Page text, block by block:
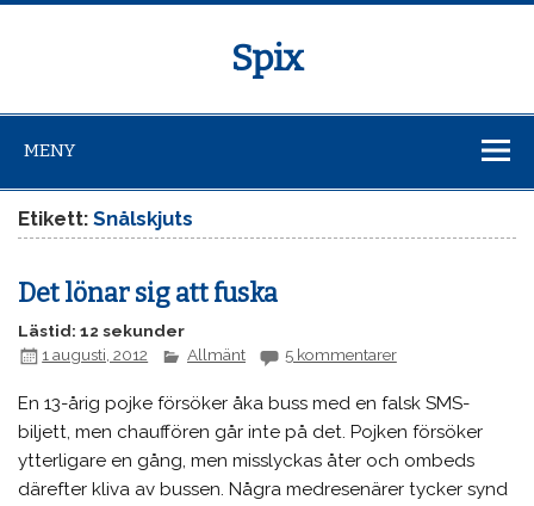
Spix
MENY
Etikett:Snålskjuts
Det lönar sig att fuska
Lästid: 12 sekunder
1 augusti, 2012
Allmänt 5 kommentarer
En 13-årig pojke försöker åka buss med en falsk SMS-
biljett, men chauffören går inte på det. Pojken försöker
ytterligare en gång, men misslyckas åter och ombeds
därefter kliva av bussen. Några medresenärer tycker synd